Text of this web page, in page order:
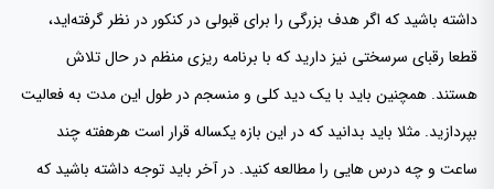
داشته باشید که اگر هدف بزرگی را برای قبولی در کنکور در نظر گرفته‌اید،
قطعا رقبای سرسختی نیز دارید که با برنامه ریزی منظم در حال تلاش
هستند. همچنین باید با یک دید کلی و منسجم در طول این مدت به فعالیت
بپردازید. مثلا باید بدانید که در این بازه یکساله قرار است هرهفته چند
ساعت و چه درس هایی را مطالعه کنید. در آخر باید توجه داشته باشید که